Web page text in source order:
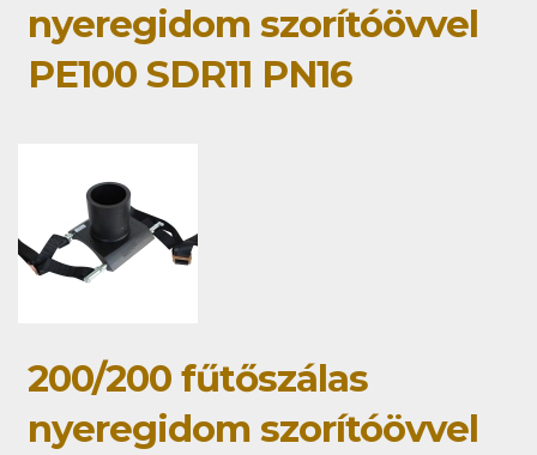
nyeregidom szorítóövvel
PE100 SDR11 PN16
200/200 fűtőszálas
nyeregidom szorítóövvel